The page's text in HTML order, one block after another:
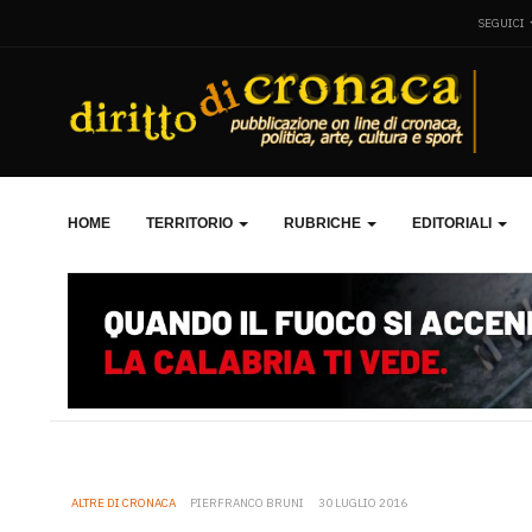
SEGUICI
HOME TERRITORIO RUBRICHE EDITORIALI
ALTRE DI CRONACA PIERFRANCO BRUNI 30 LUGLIO 2016